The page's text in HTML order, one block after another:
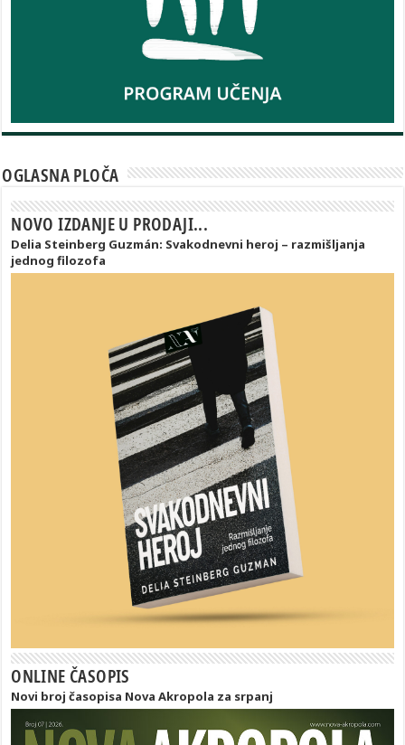
OGLASNA PLOČA
NOVO IZDANJE U PRODAJI...
Delia Steinberg Guzmán: Svakodnevni heroj – razmišljanja
jednog filozofa
ONLINE ČASOPIS
Novi broj časopisa Nova Akropola za srpanj